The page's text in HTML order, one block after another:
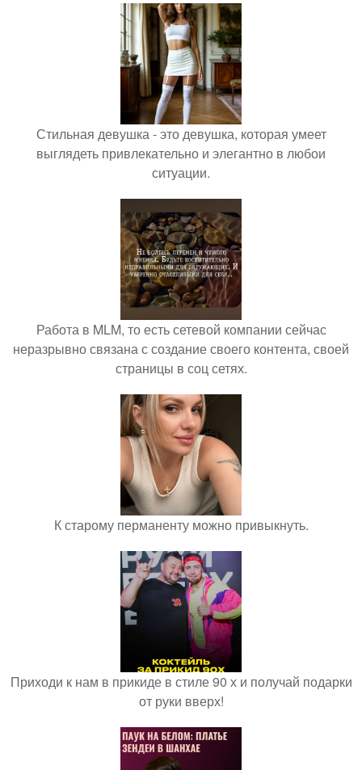
Стильная девушка - это девушка, которая умеет
выглядеть привлекательно и элегантно в любои
ситуации.
Работа в MLM, то есть сетевой компании сейчас
неразрывно связана с создание своего контента, своей
страницы в соц сетях.
К старому перманенту можно привыкнуть.
Приходи к нам в прикиде в стиле 90 х и получай подарки
от руки вверх!